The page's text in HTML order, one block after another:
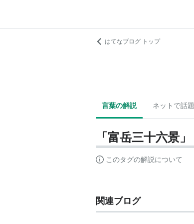
はてなブログ トップ
言葉の解説 ネットで話題
「富岳三十六景」
このタグの解説について
関連ブログ